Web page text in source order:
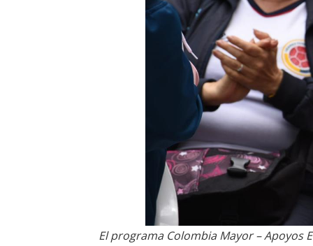
El programa Colombia Mayor –